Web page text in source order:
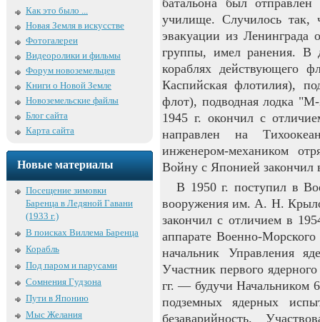
Как это было ...
Новая Земля в искусстве
Фотогалереи
Видеоролики и фильмы
Форум новоземельцев
Книги о Новой Земле
Новоземельские файлы
Блог сайта
Карта сайта
Новые материалы
Посещение зимовки
Баренца в Ледяной Гавани
(1933 г.)
В поисках Виллема Баренца
Корабль
Под паром и парусами
Сомнения Гудзона
Пути в Японию
Мыс Желания
батальона был
училище. Случилось так,
эвакуации из Ленинграда
группы, имел ранения. В
кораблях действующего
Каспийская флотилия),
флот), подводная лодка
1945 г. окончил с
направлен на
инженером-механиком
Войну с Японией закончил
В 1950 г. поступил в
вооружения им. А. Н.
закончил с отличием в
аппарате Военно-
начальник Управления
Участник первого
гг. — будучи Начальником
подземных ядерных
безаварийность.